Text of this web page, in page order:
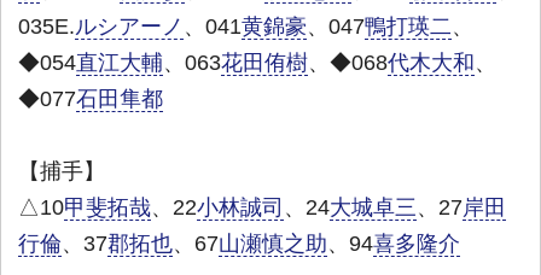
035E.ルシアーノ 、041黄錦豪、047鴨打瑛二、
◆054直江大輔、063花田侑樹、◆068代木大和、
◆077石田隼都
【捕手】
△10甲斐拓哉、22小林誠司 、24大城卓三、27岸田
行倫、37郡拓也、67山瀬慎之助、94喜多隆介